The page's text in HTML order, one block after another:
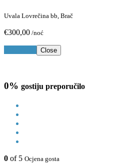
Uvala Lovrečina bb, Brač
€300,00 /noć
Close
0% gostiju preporučilo
0 of 5 Ocjena gosta